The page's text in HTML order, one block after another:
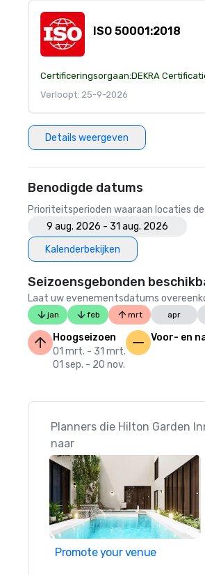
ISO 50001:2018
Certificeringsorgaan:DEKRA
Verloopt: 25-9-2026
Details weergeven
Benodigde datums
Prioriteitsperioden waaraan locaties
9 aug. 2026 - 31 aug. 2026
Kalenderbekijken
Seizoensgebonden
Laat uw evenementsdatums
jan feb mrt apr
Hoogseizoen
01 mrt. - 31 mrt.
01 sep. - 20 nov.
Voor- en
Planners die Hilton Garden
naar
Promote your venue